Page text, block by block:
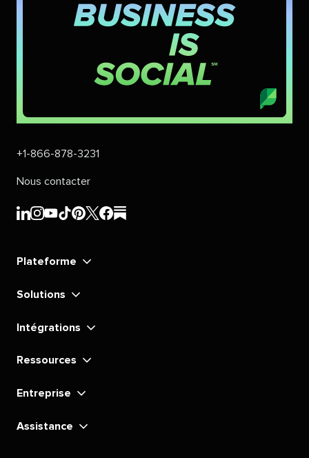
+1-866-878-3231​​
Nous contacter​​
Sprout
LinkedIn​​
Sprout
Instagram​​
Sprout
YouTube​​
Sprout
TikTok​​
Sprout
Pinterest​​
Sprout
Sprout
Sprout
Plateforme​​
Solutions​​
Intégrations​​
Ressources​​
Entreprise​​
Assistance​​